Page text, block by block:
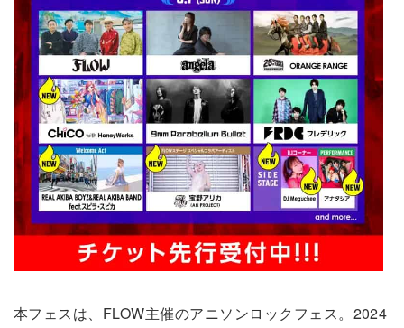
本フェスは、FLOW主催のアニソンロックフェス。2024